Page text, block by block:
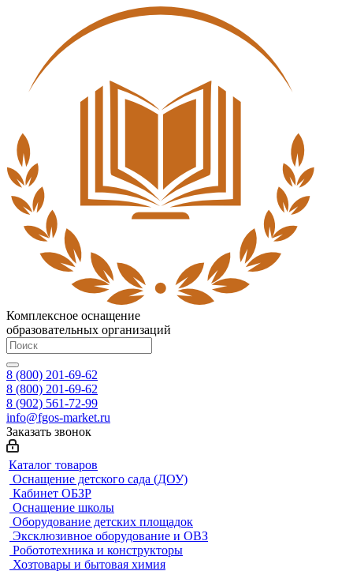
Комплексное оснащение
образовательных организаций
8 (800) 201-69-62
8 (800) 201-69-62
8 (902) 561-72-99
info@fgos-market.ru
Заказать звонок
Каталог товаров
Оснащение детского сада (ДОУ)
Кабинет ОБЗР
Оснащение школы
Оборудование детских площадок
Эксклюзивное оборудование и ОВЗ
Робототехника и конструкторы
Хозтовары и бытовая химия